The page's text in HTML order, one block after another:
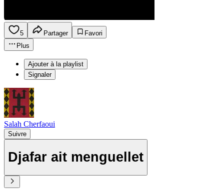
5 Partager
Favori
Plus
Ajouter à la playlist
Signaler
Salah Cherfaoui
Suivre
Djafar ait menguellet